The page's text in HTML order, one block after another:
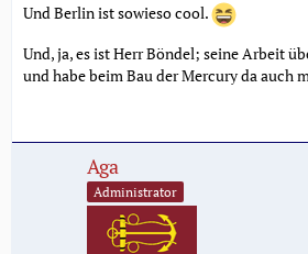
Und Berlin ist sowieso cool.
Und, ja, es ist Herr Böndel; seine Arbeit
und habe beim Bau der Mercury da auch
Aga
Administrator